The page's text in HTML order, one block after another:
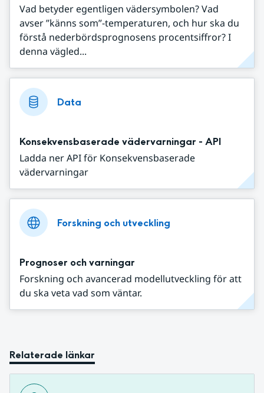
Vad betyder egentligen vädersymbolen? Vad
avser ”känns som”-temperaturen, och hur ska du
förstå nederbördsprognosens procentsiffror? I
denna vägled...
Data
Konsekvensbaserade vädervarningar - API
Ladda ner API för Konsekvensbaserade
vädervarningar
Forskning och utveckling
Prognoser och varningar
Forskning och avancerad modellutveckling för att
du ska veta vad som väntar.
Relaterade länkar